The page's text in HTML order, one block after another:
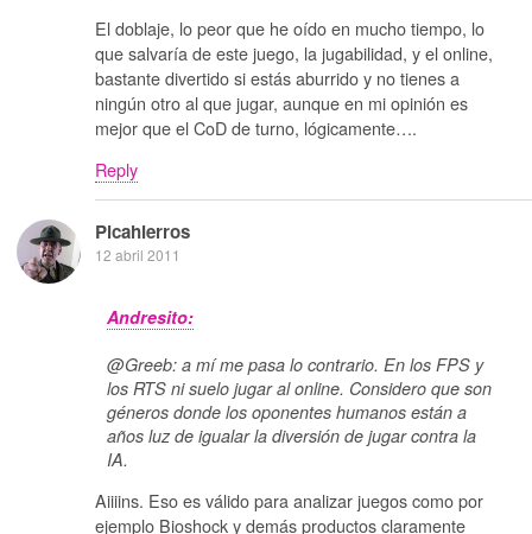
El doblaje, lo peor que he oído en mucho tiempo, lo
que salvaría de este juego, la jugabilidad, y el online,
bastante divertido si estás aburrido y no tienes a
ningún otro al que jugar, aunque en mi opinión es
mejor que el CoD de turno, lógicamente….
Reply
Picahierros
12 abril 2011
Andresito:
@Greeb: a mí me pasa lo contrario. En los FPS y
los RTS ni suelo jugar al online. Considero que son
géneros donde los oponentes humanos están a
años luz de igualar la diversión de jugar contra la
IA.
Aiiiins. Eso es válido para analizar juegos como por
ejemplo Bioshock y demás productos claramente